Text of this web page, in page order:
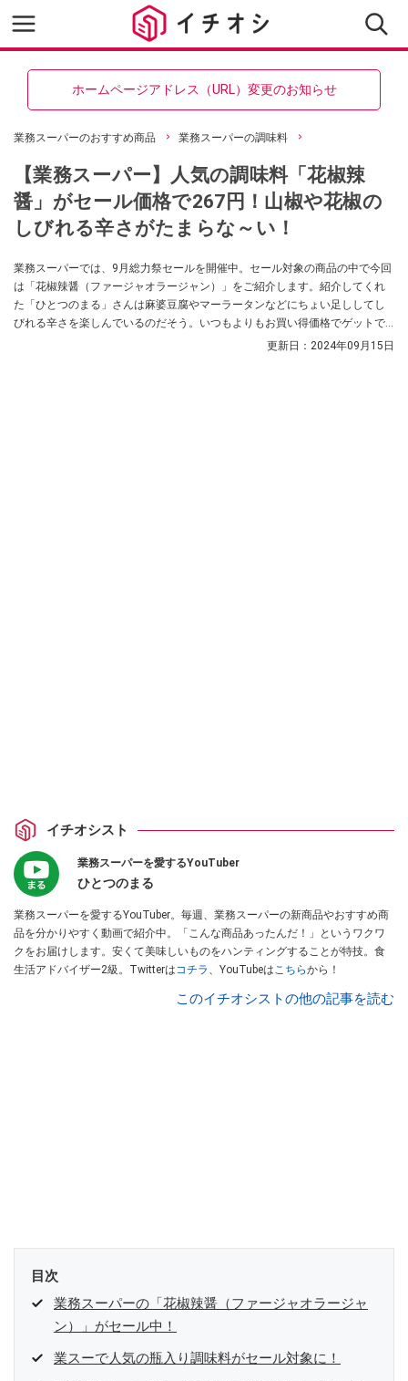
ホームページアドレス（URL）変更のお知らせ
業務スーパーのおすすめ商品 業務スーパーの調味料
【業務スーパー】人気の調味料「花椒辣
醤」がセール価格で267円！山椒や花椒の
しびれる辛さがたまらな～い！
業務スーパーでは、9月総力祭セールを開催中。セール対象の商品の中で今回
は「花椒辣醤（ファージャオラージャン）」をご紹介します。紹介してくれ
た「ひとつのまる」さんは麻婆豆腐やマーラータンなどにちょい足ししてし
びれる辛さを楽しんでいるのだそう。いつもよりもお買い得価格でゲットで
きますので、辛い物がお好きな方はぜひ参考にしてみてくださいね。
更新日： 2024年09月15日
イチオシスト
業務スーパーを愛するYouTuber
ひとつのまる
業務スーパーを愛するYouTuber。毎週、業務スーパーの新商品やおすすめ商
品を分かりやすく動画で紹介中。「こんな商品あったんだ！」というワクワ
クをお届けします。安くて美味しいものをハンティングすることが特技。食
生活アドバイザー2級。Twitterはコチラ 、YouTubeはこちらから！
このイチオシストの他の記事を読む
目次
業務スーパーの「花椒辣醤（ファージャオラージャ
ン）」がセール中！
業スーで人気の瓶入り調味料がセール対象に！